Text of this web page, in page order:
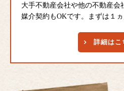
大手不動産会社や他の不動産会
媒介契約もOKです。まずは１ヵ
詳細はこ